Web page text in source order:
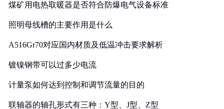
煤矿用电热取暖器是否符合防爆电气设备标准
照明母线槽的主要作用是什么
A516Gr70对应国内材质及低温冲击要求解析
镀镍钢带可以过多少电流
计量泵如何达到控制和调节流量的目的
联轴器的轴孔形式有三种：Y型、J型、Z型